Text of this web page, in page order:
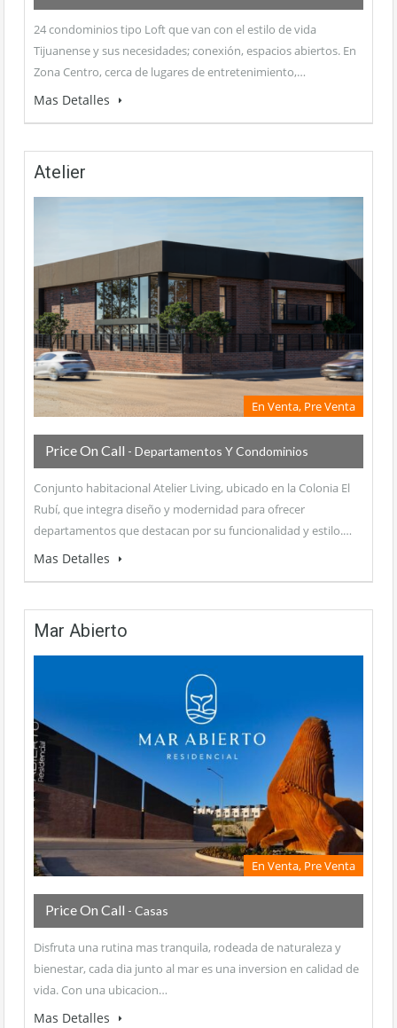
24 condominios tipo Loft que van con el estilo de vida
Tijuanense y sus necesidades; conexión, espacios abiertos. En
Zona Centro, cerca de lugares de entretenimiento,…
Mas Detalles
Atelier
En Venta, Pre Venta
Price On Call - Departamentos Y Condominios
Conjunto habitacional Atelier Living, ubicado en la Colonia El
Rubí, que integra diseño y modernidad para ofrecer
departamentos que destacan por su funcionalidad y estilo.…
Mas Detalles
Mar Abierto
En Venta, Pre Venta
Price On Call - Casas
Disfruta una rutina mas tranquila, rodeada de naturaleza y
bienestar, cada dia junto al mar es una inversion en calidad de
vida. Con una ubicacion…
Mas Detalles